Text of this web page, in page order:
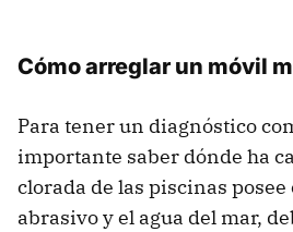
Cómo arreglar un móvil
Para tener un diagnóstico
importante saber dónde ha
clorada de las piscinas
abrasivo y el agua del mar,